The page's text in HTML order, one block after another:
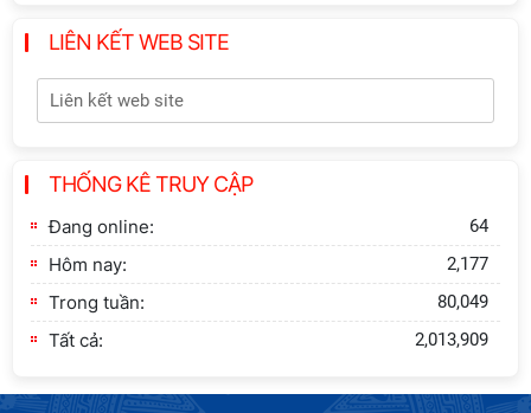
giai đoạn phát triển mới
Hội thảo khoa học quốc tế “Không
gian phát triển Việt Nam trong kỷ
và lựa chọn chính sách” sẽ diễn ra
vào thứ ba, ngày 28/7/2026
Hội nghị Lãnh đạo Viện Hàn lâm
Khoa học xã hội Việt Nam làm việc
với Ban Chủ nhiệm các Chương trình
khoa học và công nghệ trọng điểm
cấp Bộ
Hội thảo khoa học "Kinh tế Việt Nam
LIÊN KẾT WEB SITE
THỐNG KÊ TRUY CẬP
Đang online: 64
Hôm nay: 2,177
Trong tuần: 80,049
Tất cả: 2,013,909